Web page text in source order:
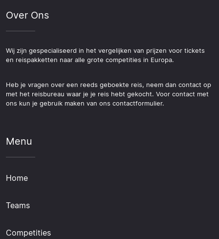
Over Ons
Wij zijn gespecialiseerd in het vergelijken van prijzen voor tickets
en reispakketten naar alle grote competities in Europa.
Heb je vragen over een reeds geboekte reis, neem dan contact op
met het reisbureau waar je je reis hebt gekocht. Voor contact met
ons kun je gebruik maken van ons contactformulier.
Menu
Home
Teams
Competities